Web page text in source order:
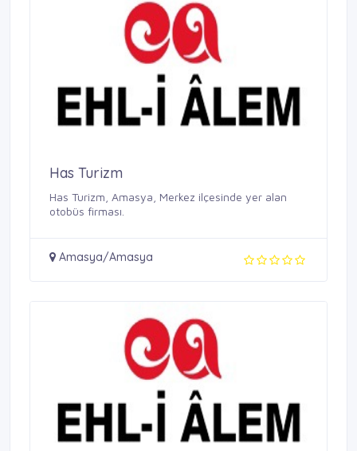
Has Turizm
Has Turizm, Amasya, Merkez ilçesinde yer alan
otobüs firması.
Amasya/Amasya